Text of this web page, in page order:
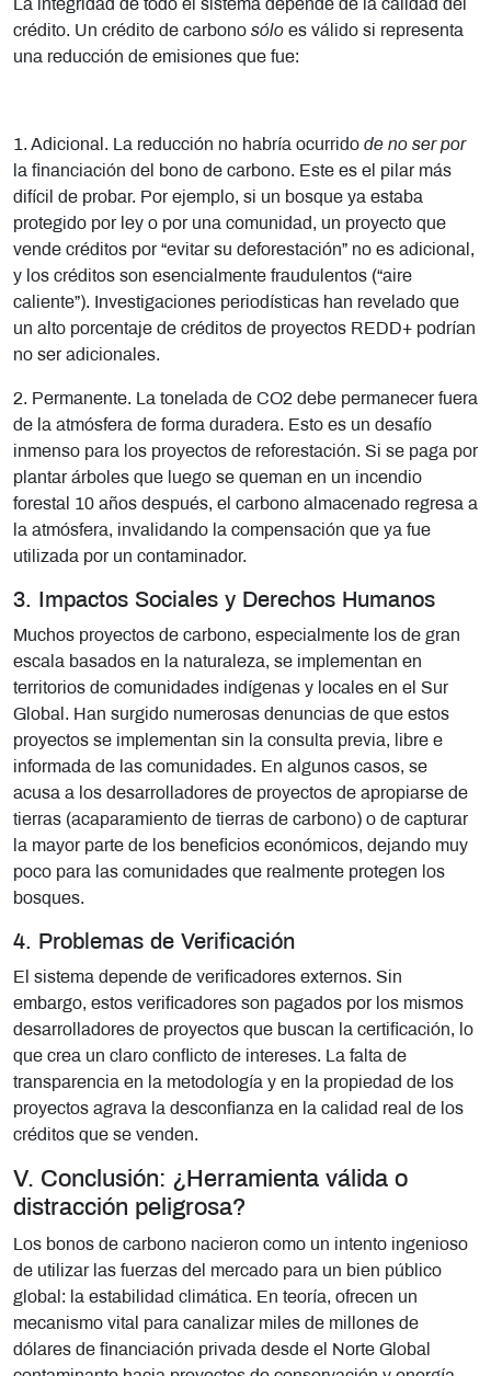
La integridad de todo el sistema depende de la calidad del
crédito. Un crédito de carbono sólo es válido si representa
una reducción de emisiones que fue:
1. Adicional. La reducción no habría ocurrido de no ser por
la financiación del bono de carbono. Este es el pilar más
difícil de probar. Por ejemplo, si un bosque ya estaba
protegido por ley o por una comunidad, un proyecto que
vende créditos por “evitar su deforestación” no es adicional,
y los créditos son esencialmente fraudulentos (“aire
caliente”). Investigaciones periodísticas han revelado que
un alto porcentaje de créditos de proyectos REDD+ podrían
no ser adicionales.
2. Permanente. La tonelada de CO2 debe permanecer fuera
de la atmósfera de forma duradera. Esto es un desafío
inmenso para los proyectos de reforestación. Si se paga por
plantar árboles que luego se queman en un incendio
forestal 10 años después, el carbono almacenado regresa a
la atmósfera, invalidando la compensación que ya fue
utilizada por un contaminador.
3. Impactos Sociales y Derechos Humanos
Muchos proyectos de carbono, especialmente los de gran
escala basados en la naturaleza, se implementan en
territorios de comunidades indígenas y locales en el Sur
Global. Han surgido numerosas denuncias de que estos
proyectos se implementan sin la consulta previa, libre e
informada de las comunidades. En algunos casos, se
acusa a los desarrolladores de proyectos de apropiarse de
tierras (acaparamiento de tierras de carbono) o de capturar
la mayor parte de los beneficios económicos, dejando muy
poco para las comunidades que realmente protegen los
bosques.
4. Problemas de Verificación
El sistema depende de verificadores externos. Sin
embargo, estos verificadores son pagados por los mismos
desarrolladores de proyectos que buscan la certificación, lo
que crea un claro conflicto de intereses. La falta de
transparencia en la metodología y en la propiedad de los
proyectos agrava la desconfianza en la calidad real de los
créditos que se venden.
V. Conclusión: ¿Herramienta válida o
distracción peligrosa?
Los bonos de carbono nacieron como un intento ingenioso
de utilizar las fuerzas del mercado para un bien público
global: la estabilidad climática. En teoría, ofrecen un
mecanismo vital para canalizar miles de millones de
dólares de financiación privada desde el Norte Global